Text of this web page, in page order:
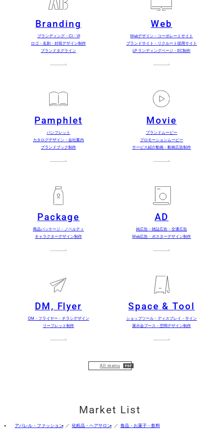
Branding
ブランディング・CI・VI
ロゴ・名刺・封筒デザイン制作
ブランドタグライン
Web
Webデザイン・コーポレートサイト
ブランドサイト・リクルート採用サイト
LP ランディングページ・EC制作
Pamphlet
パンフレット
カタログデザイン・会社案内
ブランドブック制作
Movie
ブランドムービー
プロモーションムービー
サービス紹介動画・動画広告制作
Package
商品パッケージ・ノベルティ
キャラクターデザイン制作
AD
純広告・雑誌広告・交通広告
Web広告・ポスターデザイン制作
DM, Flyer
DM・フライヤー・チラシデザイン
リーフレット制作
Space & Tool
ショップツール・ディスプレイ・サイン
展示会ブース・空間デザイン制作
All menu
Market List
アパレル・ファッション 化粧品・ヘアサロン
食品・お菓子・飲料